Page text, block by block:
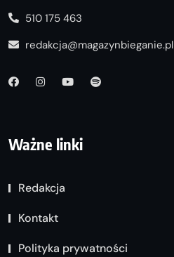
510 175 463
redakcja@magazynbieganie.pl
Ważne linki
Redakcja
Kontakt
Polityka prywatności